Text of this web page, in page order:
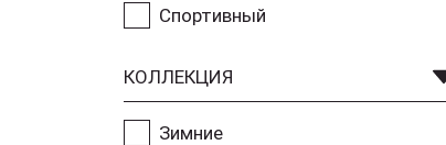
Спортивный
КОЛЛЕКЦИЯ
Зимние